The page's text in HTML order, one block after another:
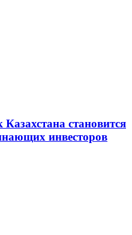
становится
инвесторов